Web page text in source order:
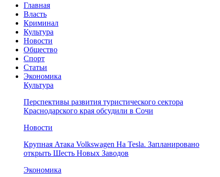
Главная
Власть
Криминал
Культура
Новости
Общество
Спорт
Статьи
Экономика
Культура
Перспективы развития туристического сектора
Краснодарского края обсудили в Сочи
Новости
Крупная Атака Volkswagen На Tesla. Запланировано
открыть Шесть Новых Заводов
Экономика